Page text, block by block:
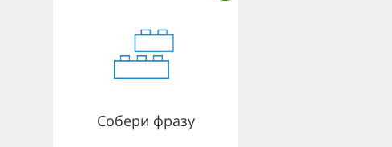
Собери фразу